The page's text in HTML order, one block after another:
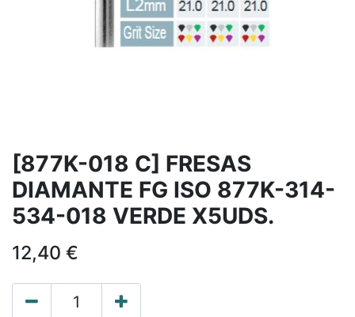
[877K-018 C] FRESAS
DIAMANTE FG ISO 877K-314-
534-018 VERDE X5UDS.
12,40 €